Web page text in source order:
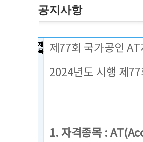
공지사항
제
목
제77회 국가공인
2024년도 시행 제
1. 자격종목 :